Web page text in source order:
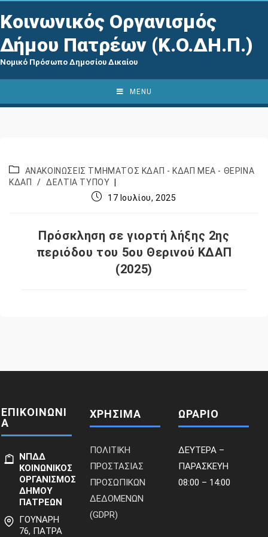
Κοινωνικός Οργανισμός
Δήμου Πατρέων (Κ.Ο.ΔΗ.Π.)
Νομικό Πρόσωπο Δημοσίου Δικαίου
MENU
ΑΝΑΚΟΙΝΩΣΕΙΣ ΤΜΗΜΑΤΟΣ ΚΔΑΠ - ΚΔΑΠ ΜΕΑ - ΘΕΡΙΝΑ
ΚΔΑΠ
/ ΔΕΛΤΙΑ ΤΥΠΟΥ
17 Ιουλίου, 2025
Πρόσκληση σε γιορτή λήξης 2ης
περιόδου του 5ου Θερινού ΚΔΑΠ
(2025)
ΕΠΙΚΟΙΝΩΝΙ
Α
ΝΠΔΔ
ΚΟΙΝΩΝΙΚΟΣ
ΟΡΓΑΝΙΣΜΟΣ
ΔΗΜΟΥ
ΠΑΤΡΕΩΝ
ΓΟΥΝΑΡΗ
76, ΠΑΤΡΑ
ΧΡΗΣΙΜΑ
ΠΟΛΙΤΙΚΗ
ΠΡΟΣΤΑΣΙΑΣ
ΠΡΟΣΩΠΙΚΩΝ
ΔΕΔΟΜΕΝΩΝ
(GDPR)
ΩΡΑΡΙΟ
ΔΕΥΤΕΡΑ –
ΠΑΡΑΣΚΕΥΗ
08:00 – 14:00